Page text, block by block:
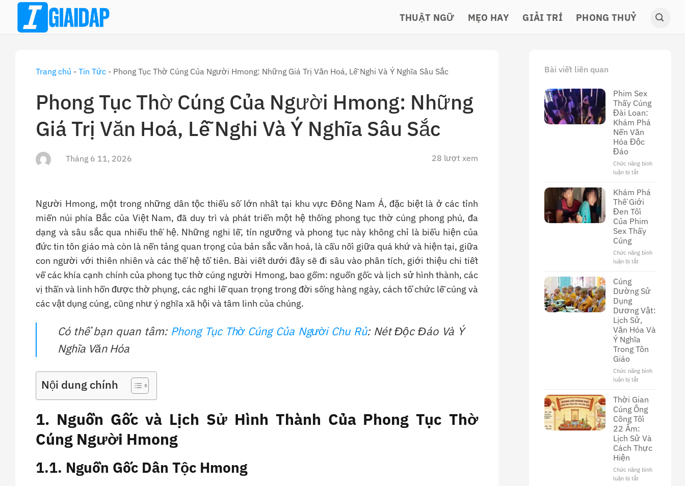
content
THUẬT NGỮ MẸO HAY GIẢI TRÍ PHONG THUỶ
Trang chủ - Tin Tức - Phong Tục Thờ Cúng Của Người Hmong: Những Giá Trị Văn Hoá, Lễ Nghi Và Ý Nghĩa Sâu Sắc
Phong Tục Thờ Cúng Của Người Hmong: Những
Giá Trị Văn Hoá, Lễ Nghi Và Ý Nghĩa Sâu Sắc
Tháng 6 11, 2026 28 lượt xem
Người Hmong, một trong những dân tộc thiểu số lớn nhất tại khu vực Đông Nam Á, đặc biệt là ở các tỉnh
miền núi phía Bắc của Việt Nam, đã duy trì và phát triển một hệ thống phong tục thờ cúng phong phú, đa
dạng và sâu sắc qua nhiều thế hệ. Những nghi lễ, tín ngưỡng và phong tục này không chỉ là biểu hiện của
đức tin tôn giáo mà còn là nền tảng quan trọng của bản sắc văn hoá, là cầu nối giữa quá khứ và hiện tại, giữa
con người với thiên nhiên và các thế hệ tổ tiên. Bài viết dưới đây sẽ đi sâu vào phân tích, giới thiệu chi tiết
về các khía cạnh chính của phong tục thờ cúng người Hmong, bao gồm: nguồn gốc và lịch sử hình thành, các
vị thần và linh hồn được thờ phụng, các nghi lễ quan trọng trong đời sống hàng ngày, cách tổ chức lễ cúng và
các vật dụng cúng, cũng như ý nghĩa xã hội và tâm linh của chúng.
Có thể bạn quan tâm: Phong Tục Thờ Cúng Của Người Chu Rủ: Nét Độc Đáo Và Ý
Nghĩa Văn Hóa
Nội dung chính
1. Nguồn Gốc và Lịch Sử Hình Thành Của Phong Tục Thờ
Cúng Người Hmong
1.1. Nguồn Gốc Dân Tộc Hmong
Bài viết liên quan
Phim Sex
Thầy Cúng
Đài Loan:
Khám Phá
Nền Văn
Hóa Độc
Đáo
Chức năng bình
luận bị tắt
Sex
Thầy
Cúng
Đài
Loan:
Khám
Nền
Khám Phá
Thế Giới
Đen Tối
Của Phim
Sex Thầy
Cúng
Chức năng bình
luận bị tắt
Thế
Giới
Tối
Của
Phim
Sex
Thầy
Cúng
Dường Sử
Dụng
Dương Vật:
Lịch Sử,
Văn Hóa Và
Ý Nghĩa
Trong Tôn
Giáo
Chức năng bình
luận bị tắt
Dường
Dụng
Dương
Vật:
Lịch
Sử,
Hóa
Và
Thời Gian
Cúng Ông
Công Tối
22 Âm:
Lịch Sử Và
Cách Thực
Hiện
Chức năng bình
luận bị tắt